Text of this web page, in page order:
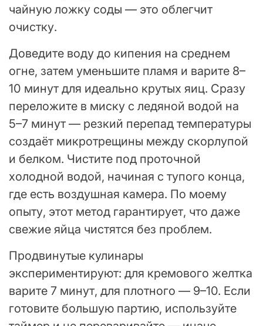
чайную ложку соды — это облегчит
очистку.
Доведите воду до кипения на среднем
огне, затем уменьшите пламя и варите 8–
10 минут для идеально крутых яиц. Сразу
переложите в миску с ледяной водой на
5–7 минут — резкий перепад температуры
создаёт микротрещины между скорлупой
и белком. Чистите под проточной
холодной водой, начиная с тупого конца,
где есть воздушная камера. По моему
опыту, этот метод гарантирует, что даже
свежие яйца чистятся без проблем.
Продвинутые кулинары
экспериментируют: для кремового желтка
варите 7 минут, для плотного — 9–10. Если
готовите большую партию, используйте